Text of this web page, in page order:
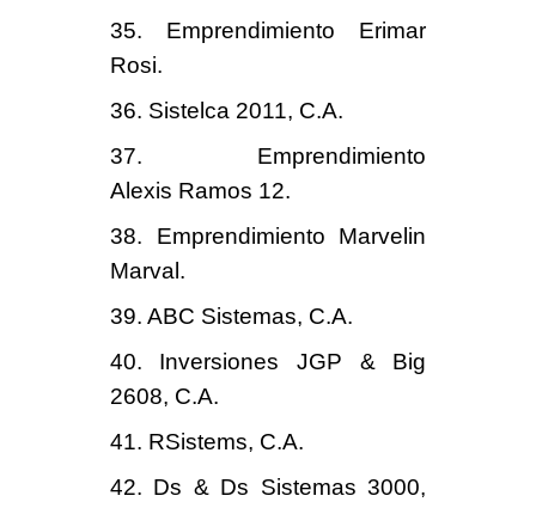
35. Emprendimiento Erimar
Rosi.
36. Sistelca 2011, C.A.
37. Emprendimiento
Alexis Ramos 12.
38. Emprendimiento Marvelin
Marval.
39. ABC Sistemas, C.A.
40. Inversiones JGP & Big
2608, C.A.
41. RSistems, C.A.
42. Ds & Ds Sistemas 3000,